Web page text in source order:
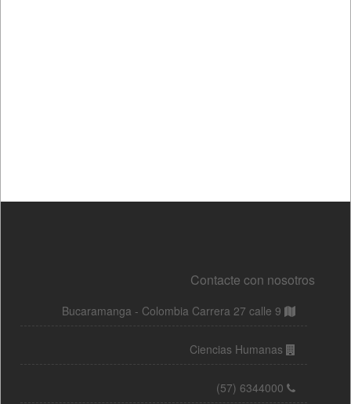
Contacte con nosotros
Bucaramanga - Colombia Carrera 27 calle 9
Ciencias Humanas
(57) 6344000